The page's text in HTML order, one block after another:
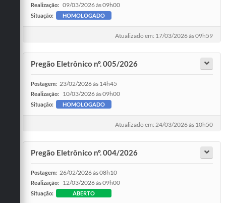
Realização: 09/03/2026 às 09h00
Situação: HOMOLOGADO
Atualizado em: 17/03/2026 às 09h59
Pregão Eletrônico nº. 005/2026
Postagem: 23/02/2026 às 14h45
Realização: 10/03/2026 às 09h00
Situação: HOMOLOGADO
Atualizado em: 24/03/2026 às 10h50
Pregão Eletrônico nº. 004/2026
Postagem: 26/02/2026 às 08h10
Realização: 12/03/2026 às 09h00
Situação: ABERTO